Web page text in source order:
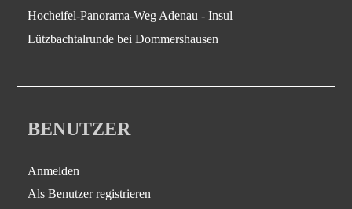
Hocheifel-Panorama-Weg Adenau - Insul
Lützbachtalrunde bei Dommershausen
BENUTZER
Anmelden
Als Benutzer registrieren